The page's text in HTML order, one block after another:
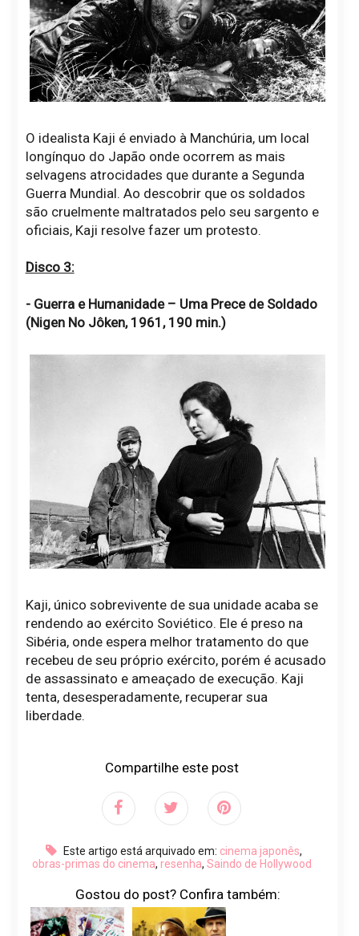
O idealista Kaji é enviado à Manchúria, um local
longínquo do Japão onde ocorrem as mais
selvagens atrocidades que durante a Segunda
Guerra Mundial. Ao descobrir que os soldados
são cruelmente maltratados pelo seu sargento e
oficiais, Kaji resolve fazer um protesto.
Disco 3:
- Guerra e Humanidade – Uma Prece de Soldado
(Nigen No Jôken, 1961, 190 min.)
Kaji, único sobrevivente de sua unidade acaba se
rendendo ao exército Soviético. Ele é preso na
Sibéria, onde espera melhor tratamento do que
recebeu de seu próprio exército, porém é acusado
de assassinato e ameaçado de execução. Kaji
tenta, desesperadamente, recuperar sua
liberdade.
Compartilhe este post
Este artigo está arquivado em: cinema japonês,
obras-primas do cinema, resenha, Saindo de Hollywood
Gostou do post? Confira também: